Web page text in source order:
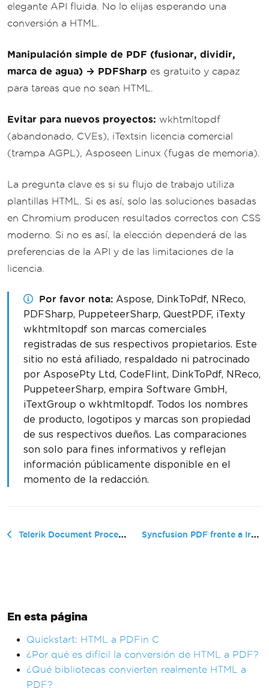
elegante API fluida. No lo elijas esperando una
conversión a HTML.
Manipulación simple de PDF (fusionar, dividir,
marca de agua) → PDFSharp es gratuito y capaz
para tareas que no sean HTML.
Evitar para nuevos proyectos: wkhtmltopdf
(abandonado, CVEs), iTextsin licencia comercial
(trampa AGPL), Asposeen Linux (fugas de memoria).
La pregunta clave es si su flujo de trabajo utiliza
plantillas HTML. Si es así, solo las soluciones basadas
en Chromium producen resultados correctos con CSS
moderno. Si no es así, la elección dependerá de las
preferencias de la API y de las limitaciones de la
licencia.
Por favor nota Aspose, DinkToPdf, NReco,
PDFSharp, PuppeteerSharp, QuestPDF, iTexty
wkhtmltopdf son marcas comerciales
registradas de sus respectivos propietarios. Este
sitio no está afiliado, respaldado ni patrocinado
por AsposePty Ltd, CodeFlint, DinkToPdf, NReco,
PuppeteerSharp, empira Software GmbH,
iTextGroup o wkhtmltopdf. Todos los nombres
de producto, logotipos y marcas son propiedad
de sus respectivos dueños. Las comparaciones
son solo para fines informativos y reflejan
información públicamente disponible en el
momento de la redacción.
Telerik Document Processing vs IronPDF: CSS3/SVG, ENS y QR Facturae/TicketBAI Syncfusion PDF frente a IronPDF: Gu...
En esta página
Quickstart: HTML a PDFin C
¿Por qué es difícil la conversión de HTML a PDF?
¿Qué bibliotecas convierten realmente HTML a
PDF?